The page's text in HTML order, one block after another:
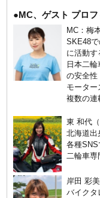
●MC、ゲスト プロ
MC：梅
SKE48
に活動す
日本二
の安全性
モーター
複数の連
東 和代
北海道出
各種SNS
二輪車専
岸田 彩
バイクタ